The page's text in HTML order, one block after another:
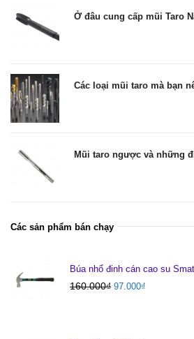
Ở đâu cung cấp mũi Taro
Các loại mũi taro mà bạn
Mũi taro ngược và những
Các sản phẩm bán chạy
Búa nhổ đinh cán cao su
160.000₫ 97.000₫